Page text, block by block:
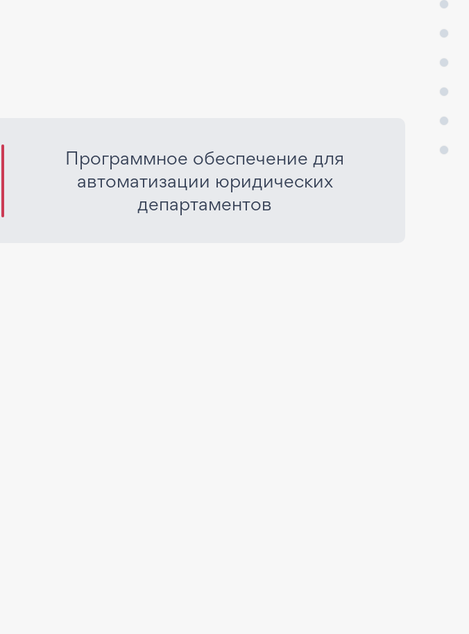
Программное обеспечение для
автоматизации юридических
департаментов